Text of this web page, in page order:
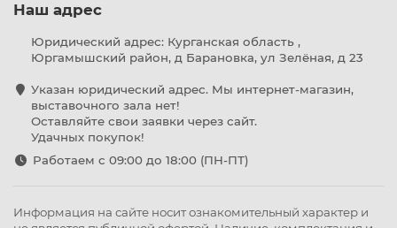
Наш адрес
Юридический адрес: Курганская область ,
Юргамышский район, д Барановка, ул Зелёная, д 23
Указан юридический адрес. Мы интернет-магазин,
выставочного зала нет!
Оставляйте свои заявки через сайт.
Удачных покупок!
Работаем с 09:00 до 18:00 (ПН-ПТ)
Информация на сайте носит ознакомительный характер и